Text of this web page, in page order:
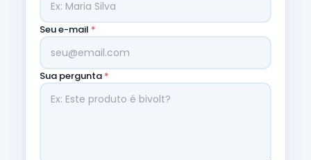
Seu e-mail *
Sua pergunta *